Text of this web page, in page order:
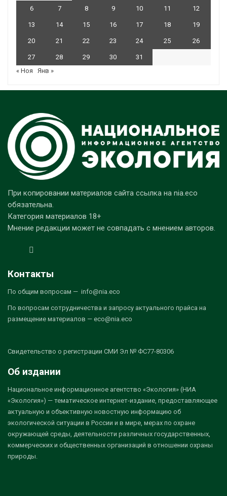
6 7 8 9 10 11 12
13 14 15 16 17 18 19
20 21 22 23 24 25 26
27 28 29 30
31
« Ноя
Янв »
При копировании материалов сайта ссылка на nia.eco
обязательна.
Категория материалов 18+
Мнение редакции может не совпадать с мнением авторов.
Контакты
По общим вопросам — info@nia.eco
По вопросам сотрудничества и запросу актуального прайса на
размещение материалов — eco@nia.eco
Свидетельство о регистрации СМИ Эл № ФС77-80306
Об издании
Национальное информационное агентство «Экология» (НИА
«Экология») — тематическое интернет-издание, предоставляющее
актуальную и объективную новостную информацию об
экологической ситуации в России и в мире, мерах по охране
окружающей среды, деятельности различных государственных,
коммерческих и общественных организаций в отношении охраны
природы.